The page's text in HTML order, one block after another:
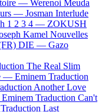
— Werenoi Meuda
— Josman Interlude
1 2 3 4 — ZOKUSH
Kamel Nouvelles
DIE — Gazo
The Real Slim
— Eminem Traduction
Another Love
Eminem Traduction Can't
Traduction Last